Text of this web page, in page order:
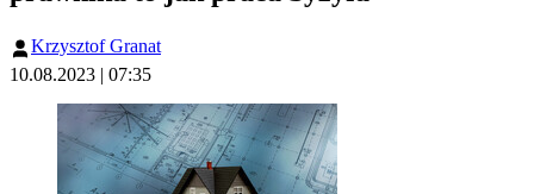
Krzysztof Granat
10.08.2023 | 07:35